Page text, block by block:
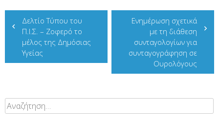
Πλοήγηση
άρθρων
Δελτίο Τύπου του
Π.Ι.Σ. – Ζοφερό το
μέλος της Δημόσιας
Υγείας
Ενημέρωση σχετικά
με τη διάθεση
συνταγολογίων για
συνταγογράφηση σε
Ουρολόγους
Αναζήτηση
για: